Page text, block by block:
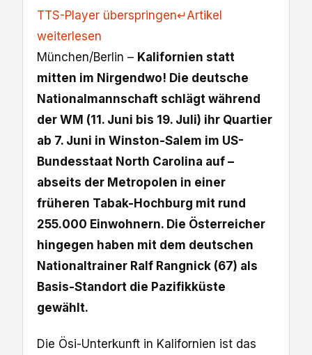
TTS-Player überspringen↵Artikel
weiterlesen
München/Berlin – Kalifornien statt
mitten im Nirgendwo! Die deutsche
Nationalmannschaft schlägt während
der WM (11. Juni bis 19. Juli) ihr Quartier
ab 7. Juni in Winston-Salem im US-
Bundesstaat North Carolina auf –
abseits der Metropolen in einer
früheren Tabak-Hochburg mit rund
255.000 Einwohnern. Die Österreicher
hingegen haben mit dem deutschen
Nationaltrainer Ralf Rangnick (67) als
Basis-Standort die Pazifikküste
gewählt.
Die Ösi-Unterkunft in Kalifornien ist das